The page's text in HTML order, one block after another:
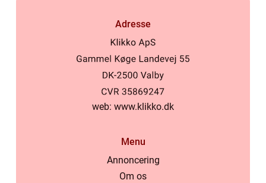
Adresse
web: www.klikko.dk
Menu
Annoncering
Om os